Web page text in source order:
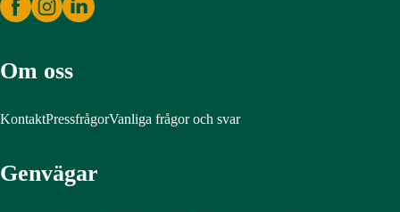
Om oss
KontaktPressfrågorVanliga frågor och svar
Genvägar